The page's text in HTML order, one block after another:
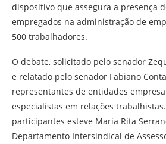
dispositivo que assegura a presença
empregados na administração de
500 trabalhadores.
O debate, solicitado pelo senador
e relatado pelo senador Fabiano
representantes de entidades
especialistas em relações
participantes esteve Maria Rita
Departamento Intersindical de